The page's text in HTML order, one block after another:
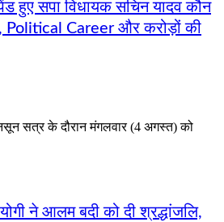
हुए सपा विधायक सचिन यादव कौन
Political Career और करोड़ों की
सत्र के दौरान मंगलवार (4 अगस्त) को
ने आलम बदी को दी श्रद्धांजलि,